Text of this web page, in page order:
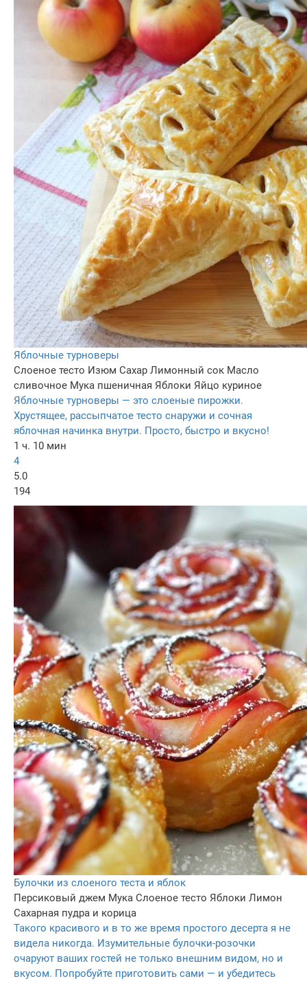
Яблочные турноверы
Слоеное тесто Изюм Сахар Лимонный сок Масло
сливочное Мука пшеничная Яблоки Яйцо куриное
Яблочные турноверы — это слоеные пирожки.
Хрустящее, рассыпчатое тесто снаружи и сочная
яблочная начинка внутри. Просто, быстро и вкусно!
1 ч. 10 мин
4
5.0
194
Булочки из слоеного теста и яблок
Персиковый джем Мука Слоеное тесто Яблоки Лимон
Сахарная пудра и корица
Такого красивого и в то же время простого десерта я не
видела никогда. Изумительные булочки-розочки
очаруют ваших гостей не только внешним видом, но и
вкусом. Попробуйте приготовить сами — и убедитесь